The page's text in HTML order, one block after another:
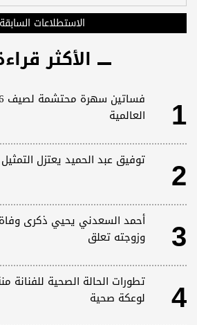
الاستطلاعات السابقة
الأكثر
1
العالمية
2 توفيق عبد الحميد يعتزل
3
أحمد السعدني يحيي ذكرى وفاة
وزوجته تعلق
4
تطورات الحالة الصحية
لوعكة صحية